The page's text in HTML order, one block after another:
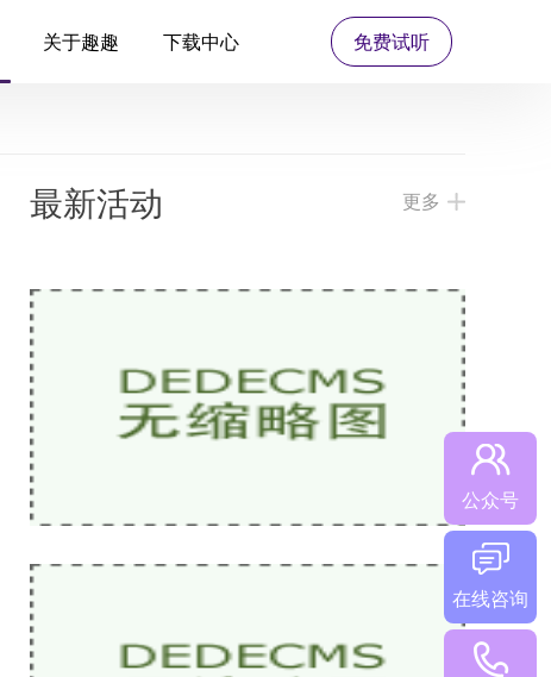
关于趣趣 下载中心 免费试听
最新活动 更多
少儿英语网课哪家好？2026热门机构对比
公众号
在线咨询